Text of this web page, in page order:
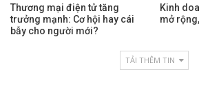
Thương mại điện tử tăng
trưởng mạnh: Cơ hội hay cái
bẫy cho người mới?
Kinh
mở
TẢI THÊM TIN